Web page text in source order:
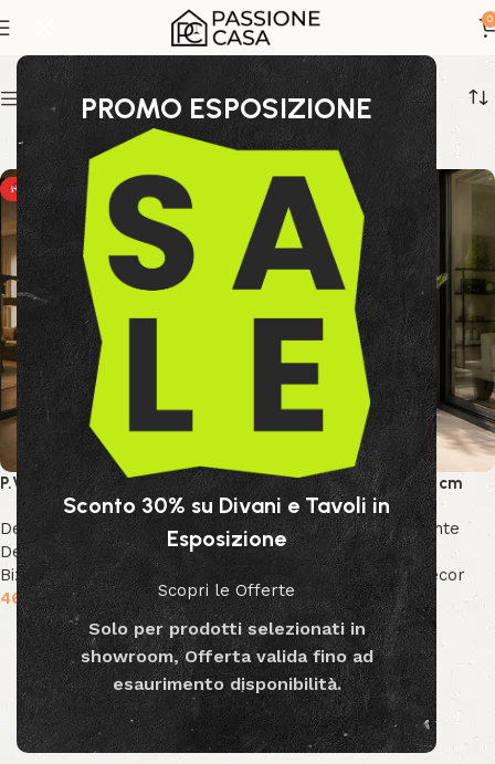
PROMO ESPOSIZIONE
Sconto 30% su Divani e Tavoli in
Esposizione
Scopri le Offerte
Solo per prodotti selezionati in
showroom, Offerta valida fino ad
esaurimento disponibilità.
0
living
Show sidebar
HOT
P.VASO NADU DORATO
Decor & Accessori
Vasi
Decorativi
,Collezione
Bizzotto, Collezione Decor
469.99
€
Aggiungi al carrello
HOT
NEW
Pianta Palma Cycas 120 cm
Decor & Accessori ,Piante
Decorative,
Collezione
Bizzotto , Collezione Decor
189.99
€
Aggiungi al carrello